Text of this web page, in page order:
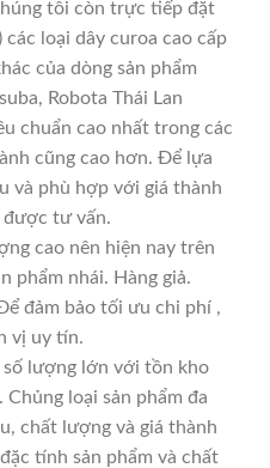
tôi còn trực tiếp đặt
các loại dây curoa cao cấp
của dòng sản phẩm
Robota Thái Lan
chuẩn cao nhất trong các
cũng cao hơn. Để lựa
và phù hợp với giá thành
được tư vấn.
cao nên hiện nay trên
phẩm nhái. Hàng giả.
đảm bảo tối ưu chi phí ,
vị uy tín.
lượng lớn với tồn kho
loại sản phẩm đa
chất lượng và giá thành
tính sản phẩm và chất